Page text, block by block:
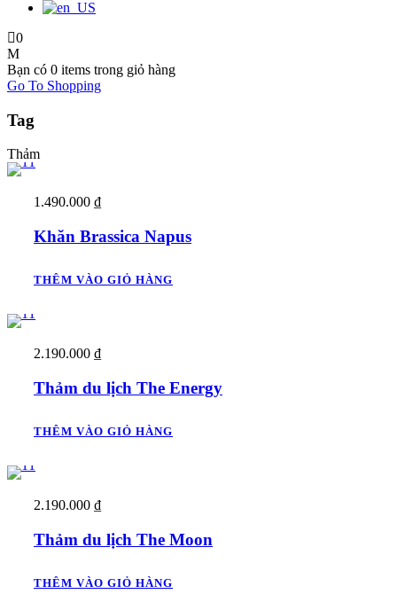
0
Bạn có 0 items trong giỏ hàng
Go To Shopping
Tag
Thảm
1.490.000 ₫
Khăn Brassica Napus
THÊM VÀO GIỎ HÀNG
2.190.000 ₫
Thảm du lịch The Energy
THÊM VÀO GIỎ HÀNG
2.190.000 ₫
Thảm du lịch The Moon
THÊM VÀO GIỎ HÀNG